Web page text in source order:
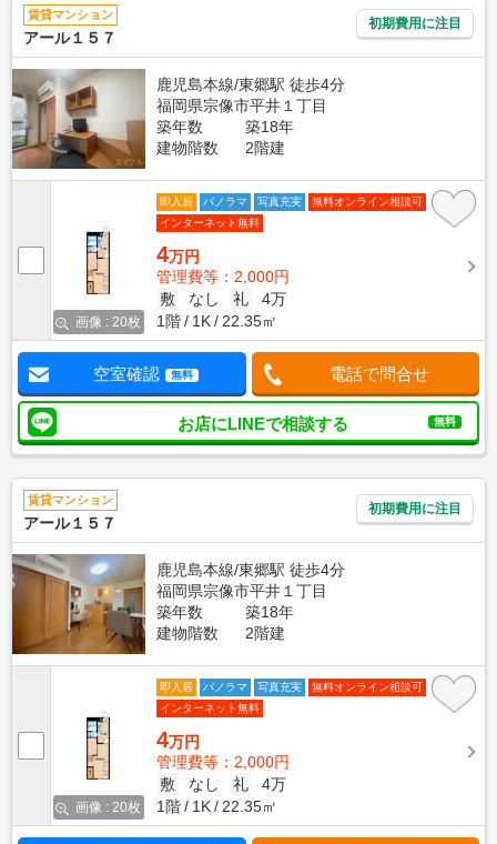
賃貸マンション
アール１５７
初期費用に注目
鹿児島本線/東郷駅 徒歩4分
福岡県宗像市平井１丁目
築年数
築18年
建物階数
2階建
画像 : 20枚
即入居 パノラマ 写真充実
無料オンライン相談可
インターネット無料
4万円
管理費等：2,000円
敷
なし 礼
4万
1階
1K 22.35㎡
空室確認 無料 電話で問合せ
お店にLINEで相談する 無料
賃貸マンション
アール１５７
初期費用に注目
鹿児島本線/東郷駅 徒歩4分
福岡県宗像市平井１丁目
築年数
築18年
建物階数
2階建
画像 : 20枚
即入居 パノラマ 写真充実
無料オンライン相談可
インターネット無料
4万円
管理費等：2,000円
敷
なし 礼
4万
1階
1K 22.35㎡